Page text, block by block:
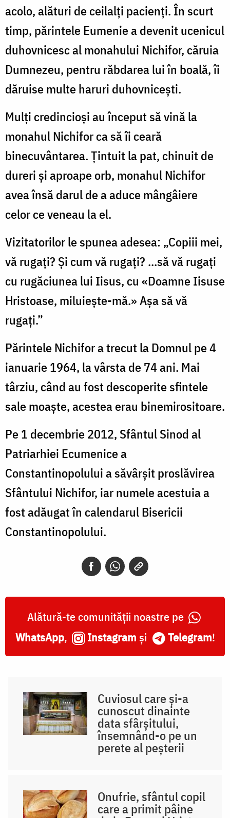
acolo, alături de ceilalți pacienți. În scurt
timp, părintele Eumenie a devenit ucenicul
duhovnicesc al monahului Nichifor, căruia
Dumnezeu, pentru răbdarea lui în boală, îi
dăruise multe haruri duhovnicești.
Mulți credincioși au început să vină la
monahul Nichifor ca să îi ceară
binecuvântarea. Țintuit la pat, chinuit de
dureri și aproape orb, monahul Nichifor
avea însă darul de a aduce mângâiere
celor ce veneau la el.
Vizitatorilor le spunea adesea: „Copiii mei,
vă rugați? Și cum vă rugați? ...să vă rugați
cu rugăciunea lui Iisus, cu «Doamne Iisuse
Hristoase, miluiește-mă.» Așa să vă
rugați.”
Părintele Nichifor a trecut la Domnul pe 4
ianuarie 1964, la vârsta de 74 ani. Mai
târziu, când au fost descoperite sfintele
sale moaște, acestea erau binemirositoare.
Pe 1 decembrie 2012, Sfântul Sinod al
Patriarhiei Ecumenice a
Constantinopolului a săvârșit proslăvirea
Sfântului Nichifor, iar numele acestuia a
fost adăugat în calendarul Bisericii
Constantinopolului.
Alătură-te comunității noastre pe
WhatsApp, Instagram și Telegram!
Cuviosul care și-a
cunoscut dinainte
data sfârșitului,
însemnând-o pe un
perete al peșterii
Onufrie, sfântul copil
care a primit pâine